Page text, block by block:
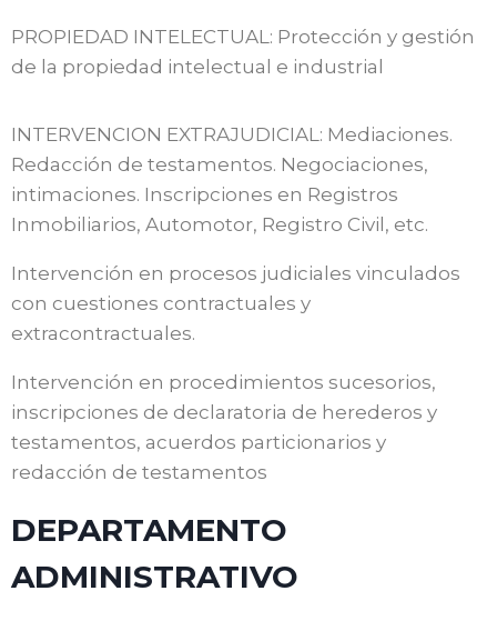
PROPIEDAD INTELECTUAL: Protección y gestión
de la propiedad intelectual e industrial
INTERVENCION EXTRAJUDICIAL: Mediaciones.
Redacción de testamentos. Negociaciones,
intimaciones. Inscripciones en Registros
Inmobiliarios, Automotor, Registro Civil, etc.
Intervención en procesos judiciales vinculados
con cuestiones contractuales y
extracontractuales.
Intervención en procedimientos sucesorios,
inscripciones de declaratoria de herederos y
testamentos, acuerdos particionarios y
redacción de testamentos
DEPARTAMENTO
ADMINISTRATIVO